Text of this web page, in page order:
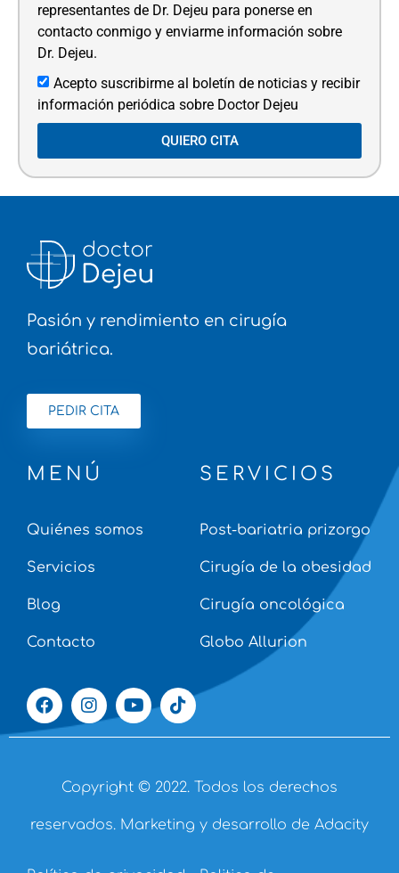
representantes de Dr. Dejeu para ponerse en
contacto conmigo y enviarme información sobre
Dr. Dejeu.
Acepto suscribirme al boletín de noticias y recibir
información periódica sobre Doctor Dejeu
QUIERO CITA
Pasión y rendimiento en cirugía
bariátrica.
PEDIR CITA
MENÚ
Quiénes somos
Servicios
Blog
Contacto
SERVICIOS
Post-bariatria prizorgo
Cirugía de la obesidad
Cirugía oncológica
Globo Allurion
Copyright © 2022. Todos los derechos
reservados. Marketing y desarrollo de Adacity